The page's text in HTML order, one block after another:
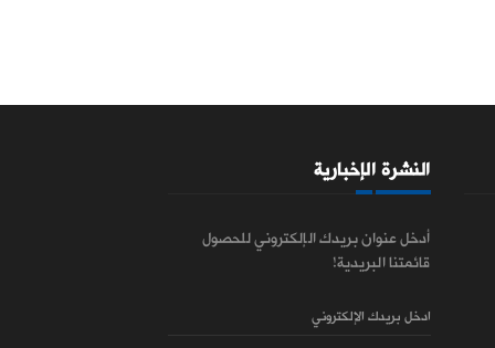
النشرة الإخبارية
أدخل عنوان بريدك الإلكتروني للحصول
قائمتنا البريدية!